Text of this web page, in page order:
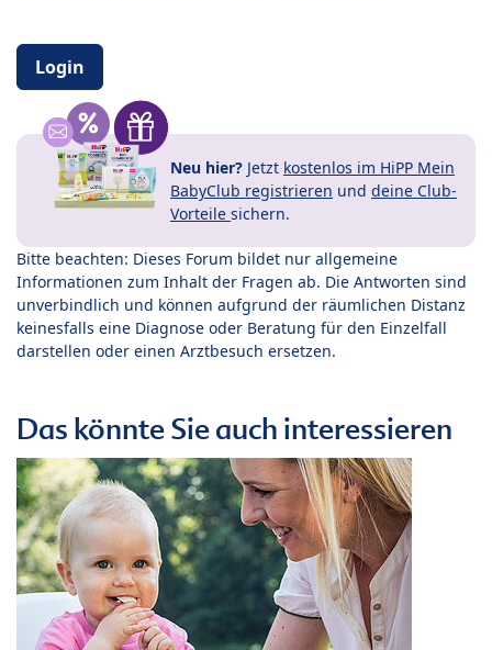
Login
Neu hier? Jetzt kostenlos im HiPP Mein
BabyClub registrieren und deine Club-
Vorteile sichern.
Bitte beachten: Dieses Forum bildet nur allgemeine
Informationen zum Inhalt der Fragen ab. Die Antworten sind
unverbindlich und können aufgrund der räumlichen Distanz
keinesfalls eine Diagnose oder Beratung für den Einzelfall
darstellen oder einen Arztbesuch ersetzen.
Das könnte Sie auch interessieren